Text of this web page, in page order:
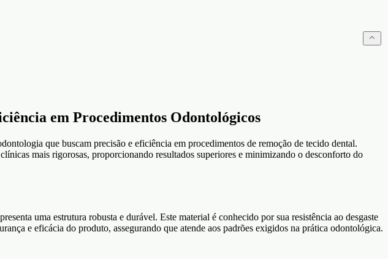
em Procedimentos Odontológicos
que buscam precisão e eficiência em procedimentos de remoção de tecido dental.
mais rigorosas, proporcionando resultados superiores e minimizando o desconforto do
uma estrutura robusta e durável. Este material é conhecido por sua resistência ao desgaste
e eficácia do produto, assegurando que atende aos padrões exigidos na prática odontológica.